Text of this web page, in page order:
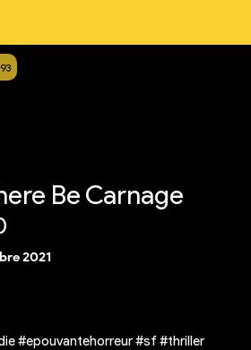
Be Carnage
2021
#epouvantehorreur #sf #thriller